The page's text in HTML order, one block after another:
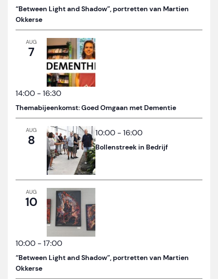
“Between Light and Shadow”, portretten van Martien
Okkerse
AUG
7
14:00 -16:30
Themabijeenkomst: Goed Omgaan met Dementie
AUG
8 10:00 -16:00
Bollenstreek in Bedrijf
AUG
10
10:00 -17:00
“Between Light and Shadow”, portretten van Martien
Okkerse